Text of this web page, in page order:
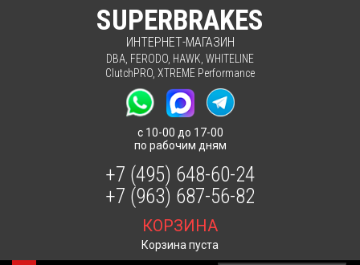
SUPERBRAKES
ИНТЕРНЕТ-МАГАЗИН
DBA FERODO HAWK WHITELINE
ClutchPRO XTREME Performance
с 10-00 до 17-00
по рабочим дням
КОРЗИНА
Корзина пуста
+7 (495) 648-60-24
+7 (963) 687-56-82